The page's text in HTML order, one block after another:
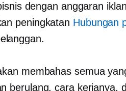
dengan anggaran
peningkatan Hubungan
membahas semua
berulang, cara kerjanya,